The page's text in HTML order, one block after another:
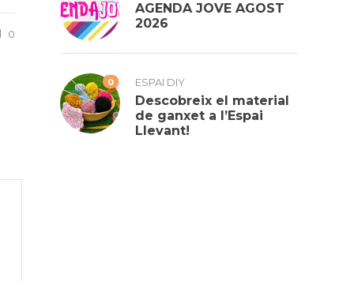
0
AGENDA JOVE AGOST
2026
0 ESPAI DIY
Descobreix el material
de ganxet a l’Espai
Llevant!